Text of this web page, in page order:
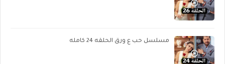
مسلسل حب ع ورق الحلقه 24 كامله